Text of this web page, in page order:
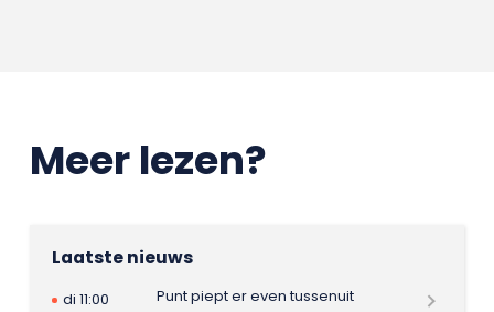
Meer lezen?
Laatste nieuws
di 11:00
Punt piept er even tussenuit